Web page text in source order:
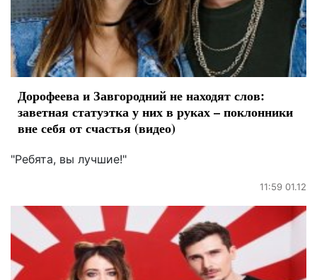
Дорофеева и Завгородний не находят слов:
заветная статуэтка у них в руках – поклонники
вне себя от счастья (видео)
"Ребята, вы лучшие!"
11:59 01.12